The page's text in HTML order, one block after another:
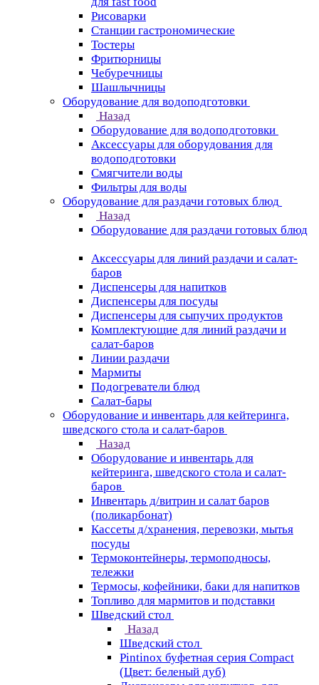
Рисоварки
Станции гастрономические
Тостеры
Фритюрницы
Чебуречницы
Шашлычницы
Оборудование для водоподготовки
Назад
Оборудование для водоподготовки
Аксессуары для оборудования для
водоподготовки
Смягчители воды
Фильтры для воды
Оборудование для раздачи готовых блюд
Назад
Оборудование для раздачи готовых блюд
Аксессуары для линий раздачи и салат-
баров
Диспенсеры для напитков
Диспенсеры для посуды
Диспенсеры для сыпучих продуктов
Комплектующие для линий раздачи и
салат-баров
Линии раздачи
Мармиты
Подогреватели блюд
Салат-бары
Оборудование и инвентарь для кейтеринга,
шведского стола и салат-баров
Назад
Оборудование и инвентарь для
кейтеринга, шведского стола и салат-
баров
Инвентарь д/витрин и салат баров
(поликарбонат)
Кассеты д/хранения, перевозки, мытья
посуды
Термоконтейнеры, термоподносы,
тележки
Термосы, кофейники, баки для напитков
Топливо для мармитов и подставки
Шведский стол
Назад
Шведский стол
Pintinox буфетная серия Compact
(Цвет: беленый дуб)